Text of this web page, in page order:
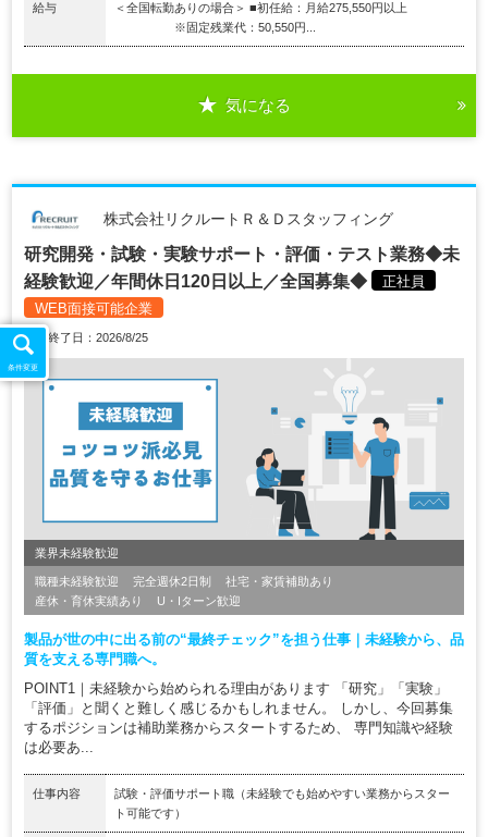
給与
＜全国転勤ありの場合＞ ■初任給：月給275,550円以上
※固定残業代：50,550円...
気になる
株式会社リクルートＲ＆Ｄスタッフィング
研究開発・試験・実験サポート・評価・テスト業務◆未
経験歓迎／年間休日120日以上／全国募集◆
正社員
WEB面接可能企業
掲載終了日：2026/8/25
業界未経験歓迎
職種未経験歓迎 完全週休2日制
社宅・家賃補助あり
産休・育休実績あり
U・Iターン歓迎
製品が世の中に出る前の“最終チェック”を担う仕事｜未経験から、品
質を支える専門職へ。
POINT1｜未経験から始められる理由があります 「研究」「実験」
「評価」と聞くと難しく感じるかもしれません。 しかし、今回募集
するポジションは補助業務からスタートするため、 専門知識や経験
は必要あ...
仕事内容
試験・評価サポート職（未経験でも始めやすい業務からスター
ト可能です）
条件変更